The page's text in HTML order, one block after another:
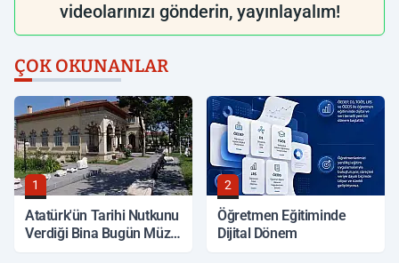
videolarınızı gönderin, yayınlayalım!
ÇOK OKUNANLAR
1
Atatürk'ün Tarihi Nutkunu
Verdiği Bina Bugün Müze
2
Öğretmen Eğitiminde
Dijital Dönem